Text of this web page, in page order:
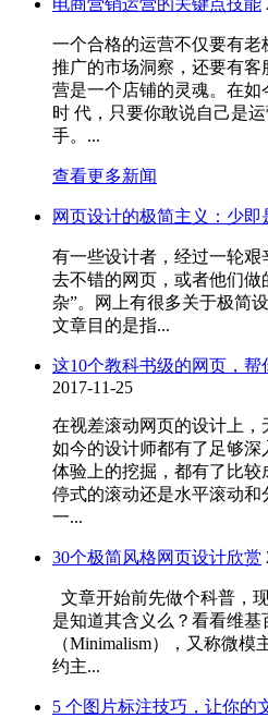
电商营销运营的关键点技能
一个合格的运营不仅要有老
推广的市场洞察，还要有
营是一个店铺的灵魂。在
时 代，只要你敢说自己是
手。...
查看更多新闻
网页设计的极简主义：少即
有一些设计者，经过一轮
去不错的网页，或者他们做
杂”。网上有很多关于极简
文章目的是指...
这10个教科书级的网页，
2017-11-25
在视差滚动网页的设计上，
如今的设计师都有了足够
体验上的挖掘，都有了比
停式的滚动还是水平滚动
一...
30个极简风格网页设计欣赏
文章开始前先做个科普，
是知道其含义么？看看维基
（Minimalism），又称微
约主...
5 个图片标注技巧，让你的